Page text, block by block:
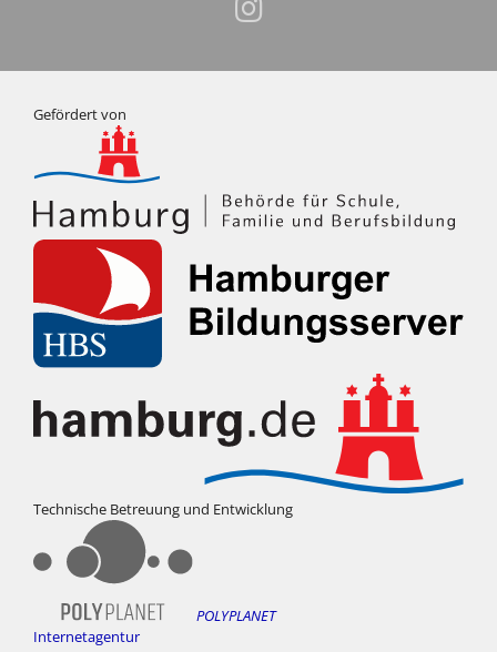
Gefördert von
Technische Betreuung und Entwicklung
POLYPLANET
Internetagentur